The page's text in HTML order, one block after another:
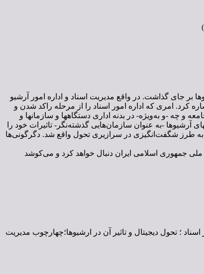
بر جای گذاشت. در واقع مدیریت اسناد و اداره امور آرشیو
کرد. امری که اداره امور اسناد را از مرحله راکد شدن و
و چه -و به‌ویژه- در بدنه اداری دستگاهها و سازمانها و
آرشیوها -به عنوان سازمان‌هایی گذشته‌نگر- تاثیرات خود را
طرز شگفت‌انگیزی در سرازیری تحول واقع شد. دگرگونی‌ها
جمهوری اسلامی ایران دنبال خواهد کرد و می‌کوشد
؛ تحول دیجیتال و تاثیر آن در ارشیوها؛چهارچوب مدیریت